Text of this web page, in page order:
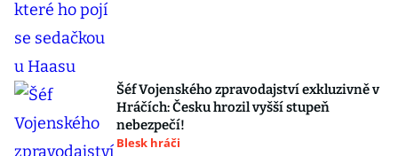
Šéf Vojenského zpravodajství exkluzivně v
Hráčích: Česku hrozil vyšší stupeň
nebezpečí!
Blesk hráči